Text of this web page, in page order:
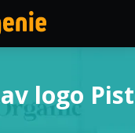
logo